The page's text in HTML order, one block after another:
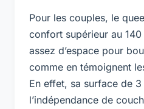
Pour les couples, le
confort supérieur au
assez d’espace pour
comme en témoignent
En effet, sa surface de
l’indépendance de